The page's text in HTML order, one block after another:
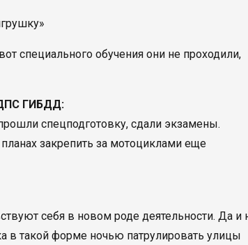
специального обучения они не проходили,
ДПС ГИБДД:
спецподготовку, сдали экзамены.
закрепить за мотоциклами еще
себя в новом роде деятельности. Да и
в такой форме ночью патрулировать улицы